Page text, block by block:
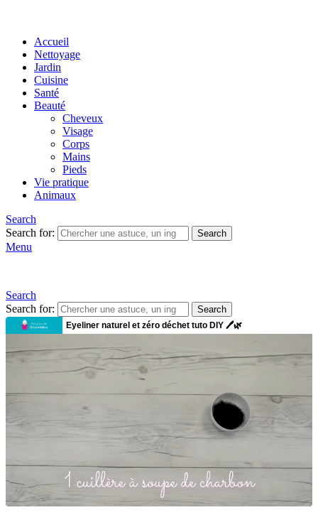
Accueil
Nettoyage
Jardin
Cuisine
Santé
Beauté
Cheveux
Visage
Corps
Mains
Pieds
Vie pratique
Animaux
Search
Search for:
Search
Menu
Search
Search for:
Search